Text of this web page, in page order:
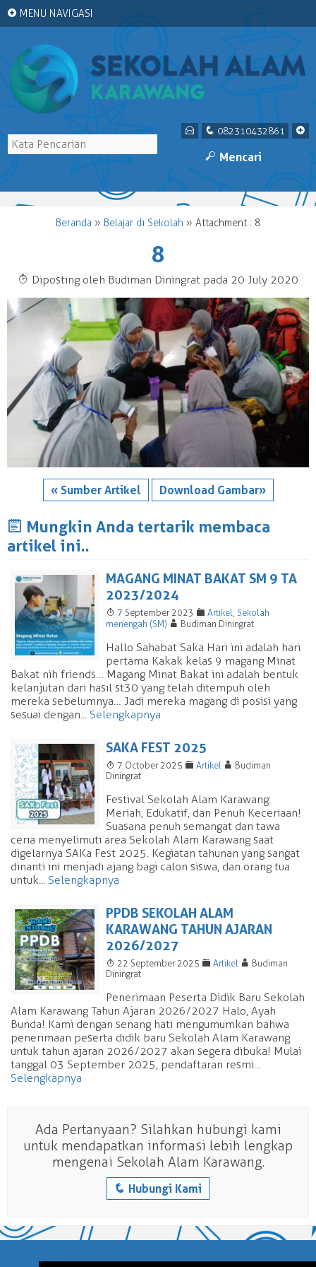
+ MENU NAVIGASI
+
q 082310432861
E
M Mencari
Beranda » Belajar di Sekolah » Attachment : 8
8
T Diposting oleh Budiman Diningrat pada 20 July 2020
« Sumber Artikel Download Gambar»
J Mungkin Anda tertarik membaca
artikel ini..
MAGANG MINAT BAKAT SM 9 TA
2023/2024
T 7 September 2023 F Artikel, Sekolah
menengah (SM) A Budiman Diningrat
Hallo Sahabat Saka Hari ini adalah hari
pertama Kakak kelas 9 magang Minat
Bakat nih friends… Magang Minat Bakat ini adalah bentuk
kelanjutan dari hasil st30 yang telah ditempuh oleh
mereka sebelumnya… Jadi mereka magang di posisi yang
sesuai dengan... Selengkapnya
SAKA FEST 2025
T 7 October 2025 F Artikel A Budiman
Diningrat
Festival Sekolah Alam Karawang:
Meriah, Edukatif, dan Penuh Keceriaan!
Suasana penuh semangat dan tawa
ceria menyelimuti area Sekolah Alam Karawang saat
digelarnya SAKa Fest 2025. Kegiatan tahunan yang sangat
dinanti ini menjadi ajang bagi calon siswa, dan orang tua
untuk... Selengkapnya
PPDB SEKOLAH ALAM
KARAWANG TAHUN AJARAN
2026/2027
T 22 September 2025 F Artikel A Budiman
Diningrat
Penerimaan Peserta Didik Baru Sekolah
Alam Karawang Tahun Ajaran 2026/2027 Halo, Ayah
Bunda! Kami dengan senang hati mengumumkan bahwa
penerimaan peserta didik baru Sekolah Alam Karawang
untuk tahun ajaran 2026/2027 akan segera dibuka! Mulai
tanggal 03 September 2025, pendaftaran resmi...
Selengkapnya
Ada Pertanyaan? Silahkan hubungi kami
untuk mendapatkan informasi lebih lengkap
mengenai Sekolah Alam Karawang.
q Hubungi Kami